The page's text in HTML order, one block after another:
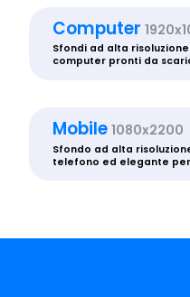
Computer
Sfondi ad alta
computer pronti da
Mobile 1080x2200
Sfondo ad alta
telefono ed elegante